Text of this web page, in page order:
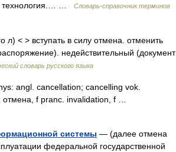
технология.… …
Словарь-справочник терминов
< > вступать в силу отмена. отменить
недействительный (документ
словарь русского языка
angl. cancellation; cancelling vok.
отмена, f pranc. invalidation, f …
системы — (далее отмена
федеральной государственной